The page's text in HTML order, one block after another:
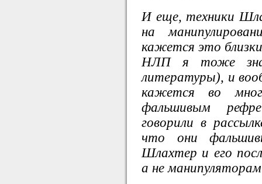
И еще, техники
на
кажется это
НЛП я тоже
литературы), и
кажется во
фальшивым
говорили в
что они
Шлахтер и его
а не